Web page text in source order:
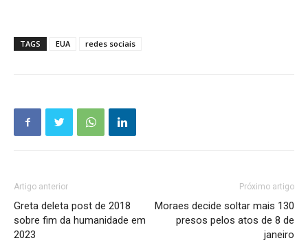
TAGS EUA redes sociais
Artigo anterior
Greta deleta post de 2018
sobre fim da humanidade em
2023
Próximo artigo
Moraes decide soltar mais 130
presos pelos atos de 8 de
janeiro